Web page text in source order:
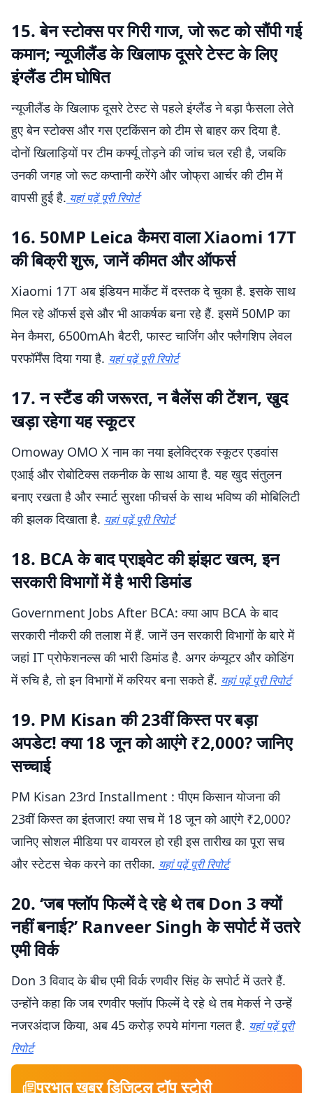
15. बेन स्टोक्स पर गिरी गाज, जो रूट को सौंपी गई
कमान; न्यूजीलैंड के खिलाफ दूसरे टेस्ट के लिए
इंग्लैंड टीम घोषित
न्यूजीलैंड के खिलाफ दूसरे टेस्ट से पहले इंग्लैंड ने बड़ा फैसला लेते
हुए बेन स्टोक्स और गस एटकिंसन को टीम से बाहर कर दिया है.
दोनों खिलाड़ियों पर टीम कर्फ्यू तोड़ने की जांच चल रही है, जबकि
उनकी जगह जो रूट कप्तानी करेंगे और जोफ्रा आर्चर की टीम में
वापसी हुई है. यहां पढ़ें पूरी रिपोर्ट
16. 50MP Leica कैमरा वाला Xiaomi 17T
की बिक्री शुरू, जानें कीमत और ऑफर्स
Xiaomi 17T अब इंडियन मार्केट में दस्तक दे चुका है. इसके साथ
मिल रहे ऑफर्स इसे और भी आकर्षक बना रहे हैं. इसमें 50MP का
मेन कैमरा, 6500mAh बैटरी, फास्ट चार्जिंग और फ्लैगशिप लेवल
परफॉर्मेंस दिया गया है. यहां पढ़ें पूरी रिपोर्ट
17. न स्टैंड की जरूरत, न बैलेंस की टेंशन, खुद
खड़ा रहेगा यह स्कूटर
Omoway OMO X नाम का नया इलेक्ट्रिक स्कूटर एडवांस
एआई और रोबोटिक्स तकनीक के साथ आया है. यह खुद संतुलन
बनाए रखता है और स्मार्ट सुरक्षा फीचर्स के साथ भविष्य की मोबिलिटी
की झलक दिखाता है. यहां पढ़ें पूरी रिपोर्ट
18. BCA के बाद प्राइवेट की झंझट खत्म, इन
सरकारी विभागों में है भारी डिमांड
Government Jobs After BCA: क्या आप BCA के बाद
सरकारी नौकरी की तलाश में हैं. जानें उन सरकारी विभागों के बारे में
जहां IT प्रोफेशनल्स की भारी डिमांड है. अगर कंप्यूटर और कोडिंग
में रुचि है, तो इन विभागों में करियर बना सकते हैं. यहां पढ़ें पूरी रिपोर्ट
19. PM Kisan की 23वीं किस्त पर बड़ा
अपडेट! क्या 18 जून को आएंगे ₹2,000? जानिए
सच्चाई
PM Kisan 23rd Installment : पीएम किसान योजना की
23वीं किस्त का इंतजार! क्या सच में 18 जून को आएंगे ₹2,000?
जानिए सोशल मीडिया पर वायरल हो रही इस तारीख का पूरा सच
और स्टेटस चेक करने का तरीका. यहां पढ़ें पूरी रिपोर्ट
20. ‘जब फ्लॉप फिल्में दे रहे थे तब Don 3 क्यों
नहीं बनाई?’ Ranveer Singh के सपोर्ट में उतरे
एमी विर्क
Don 3 विवाद के बीच एमी विर्क रणवीर सिंह के सपोर्ट में उतरे हैं.
उन्होंने कहा कि जब रणवीर फ्लॉप फिल्में दे रहे थे तब मेकर्स ने उन्हें
नजरअंदाज किया, अब 45 करोड़ रुपये मांगना गलत है. यहां पढ़ें पूरी
रिपोर्ट
प्रभात खबर डिजिटल टॉप स्टोरी